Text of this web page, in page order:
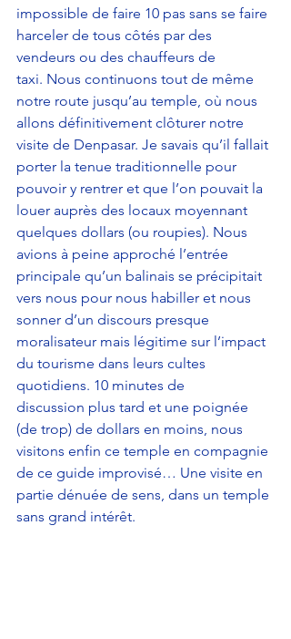
impossible de faire 10 pas sans se faire
harceler de tous côtés par des
vendeurs ou des chauffeurs de
taxi. Nous continuons tout de même
notre route jusqu’au temple, où nous
allons définitivement clôturer notre
visite de Denpasar. Je savais qu’il fallait
porter la tenue traditionnelle pour
pouvoir y rentrer et que l’on pouvait la
louer auprès des locaux moyennant
quelques dollars (ou roupies). Nous
avions à peine approché l’entrée
principale qu’un balinais se précipitait
vers nous pour nous habiller et nous
sonner d’un discours presque
moralisateur mais légitime sur l’impact
du tourisme dans leurs cultes
quotidiens. 10 minutes de
discussion plus tard et une poignée
(de trop) de dollars en moins, nous
visitons enfin ce temple en compagnie
de ce guide improvisé… Une visite en
partie dénuée de sens, dans un temple
sans grand intérêt.